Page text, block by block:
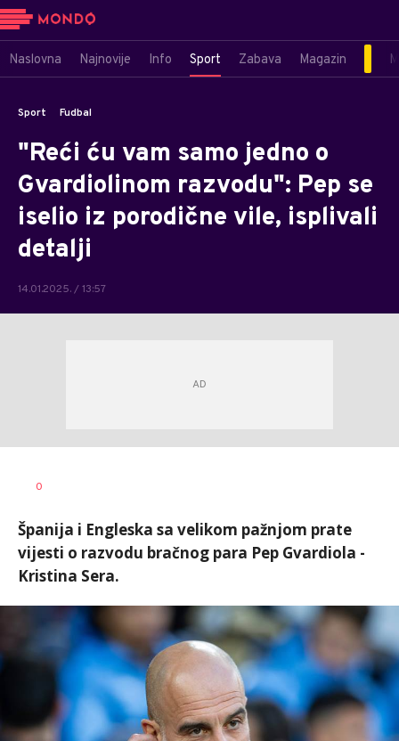
Naslovna Najnovije Info Sport Zabava Magazin
Sport Fudbal
"Reći ću vam samo jedno o
Gvardiolinom razvodu": Pep se
iselio iz porodične vile, isplivali
detalji
14.01.2025. / 13:57
AUTOR
0
Španija i Engleska sa velikom pažnjom prate
vijesti o razvodu bračnog para Pep Gvardiola -
Kristina Sera.